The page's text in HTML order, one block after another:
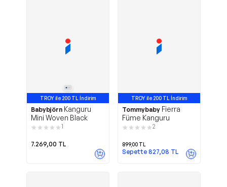
TROY ile 200 TL İndirim
Babybjörn Kanguru
Mini Woven Black
1
7.269,00 TL
TROY ile 200 TL İndirim
Tommybaby Fierra
Füme Kanguru
2
899,00 TL
Sepette 827,08 TL